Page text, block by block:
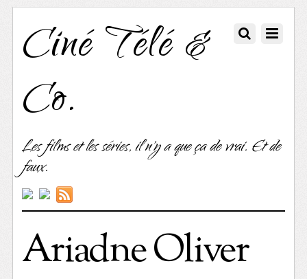
Ciné Télé &
Co.
Les films et les séries, il n'y a que ça de vrai. Et de
faux.
Ariadne Oliver